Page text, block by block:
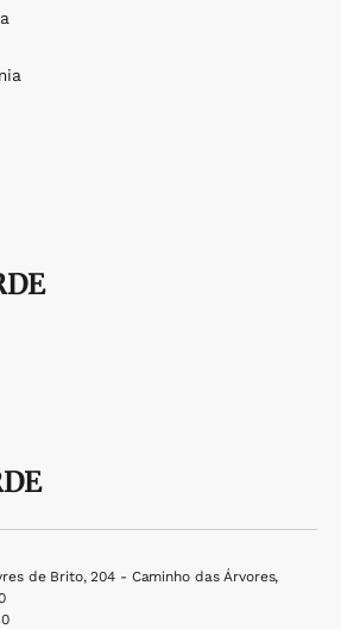
de Brito, 204 - Caminho das Árvores,